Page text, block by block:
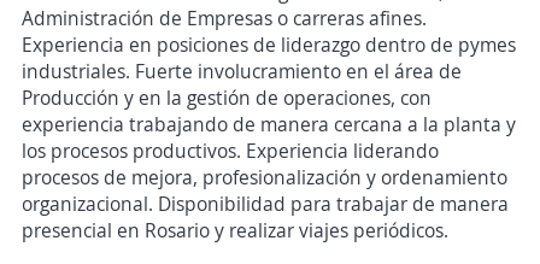
Administración de Empresas o carreras afines.
Experiencia en posiciones de liderazgo dentro de pymes
industriales. Fuerte involucramiento en el área de
Producción y en la gestión de operaciones, con
experiencia trabajando de manera cercana a la planta y
los procesos productivos. Experiencia liderando
procesos de mejora, profesionalización y ordenamiento
organizacional. Disponibilidad para trabajar de manera
presencial en Rosario y realizar viajes periódicos.